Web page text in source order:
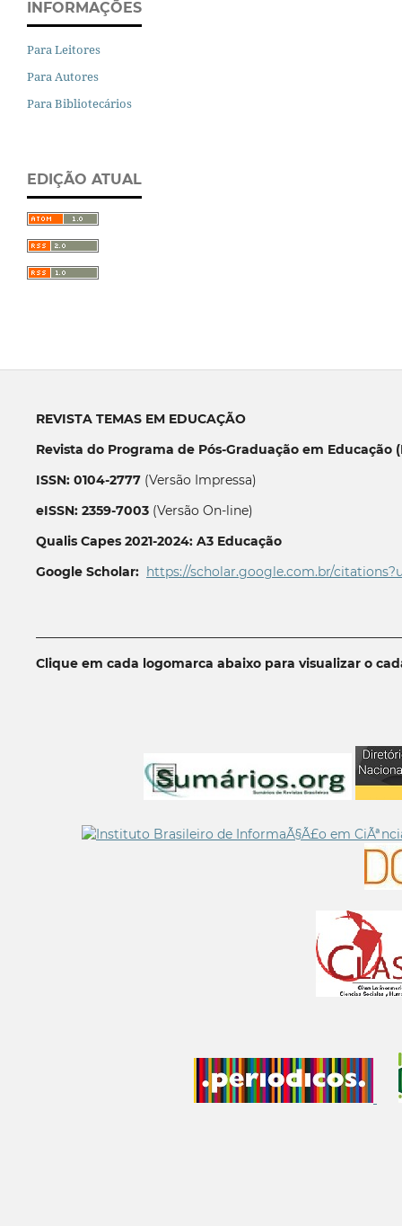
INFORMAÇÕES
Para Leitores
Para Autores
Para Bibliotecários
EDIÇÃO ATUAL
REVISTA TEMAS EM EDUCAÇÃO
Revista do Programa de Pós-Graduação em Educação
ISSN: 0104-2777(Versão Impressa)
eISSN: 2359-7003(Versão On-line)
Qualis Capes 2021-2024: A3 Educação
Google Scholar: https://scholar.google.com.br/
Clique em cada logomarca abaixo para visualizar o